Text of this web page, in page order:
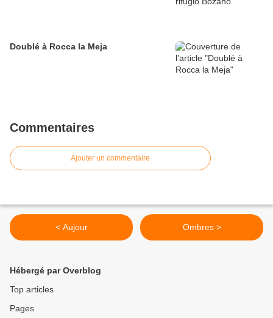
Doublé à Rocca la Meja
Commentaires
Ajouter un commentaire
< Aujour Ombres >
Hébergé par Overblog
Top articles
Pages